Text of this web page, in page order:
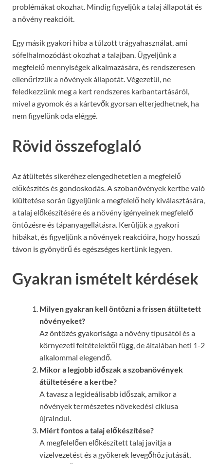
problémákat okozhat. Mindig figyeljük a talaj állapotát és
a növény reakcióit.
Egy másik gyakori hiba a túlzott trágyahasználat, ami
sófelhalmozódást okozhat a talajban. Ügyeljünk a
megfelelő mennyiségek alkalmazására, és rendszeresen
ellenőrizzük a növények állapotát. Végezetül, ne
feledkezzünk meg a kert rendszeres karbantartásáról,
mivel a gyomok és a kártevők gyorsan elterjedhetnek, ha
nem figyelünk oda eléggé.
Rövid összefoglaló
Az átültetés sikeréhez elengedhetetlen a megfelelő
előkészítés és gondoskodás. A szobanövények kertbe való
kiültetése során ügyeljünk a megfelelő hely kiválasztására,
a talaj előkészítésére és a növény igényeinek megfelelő
öntözésre és tápanyagellátásra. Kerüljük a gyakori
hibákat, és figyeljünk a növények reakcióira, hogy hosszú
távon is gyönyörű és egészséges kertünk legyen.
Gyakran ismételt kérdések
Milyen gyakran kell öntözni a frissen átültetett
növényeket?
Az öntözés gyakorisága a növény típusától és a
környezeti feltételektől függ, de általában heti 1-2
alkalommal elegendő.
Mikor a legjobb időszak a szobanövények
átültetésére a kertbe?
A tavasz a legideálisabb időszak, amikor a
növények természetes növekedési ciklusa
újraindul.
Miért fontos a talaj előkészítése?
A megfelelően előkészített talaj javítja a
vízelvezetést és a gyökerek levegőhöz jutását,